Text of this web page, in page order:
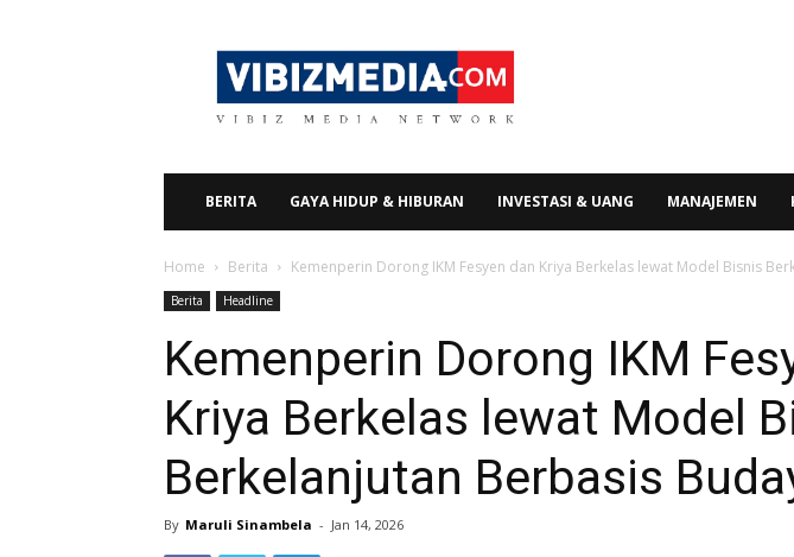
Vibizmedia.com
BERITA GAYA HIDUP & HIBURAN INVESTASI & UANG MANAJEMEN
Home Berita Kemenperin Dorong IKM Fesyen dan Kriya Berkelas lewat Model Bisnis
Berita Headline
Kemenperin Dorong IKM
Kriya Berkelas lewat Model
Berkelanjutan Berbasis
By Maruli Sinambela - Jan 14, 2026